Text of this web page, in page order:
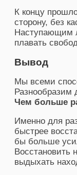
К концу
сторону, без
Наступающим
плавать
Вывод
Мы всеми
Разнообразим
Чем больше
Именно для
быстрее
бы больше
Восстановить
выдыхать